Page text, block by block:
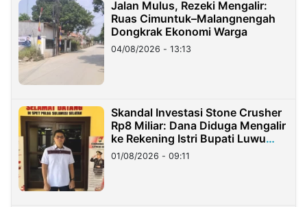
Jalan Mulus, Rezeki Mengalir:
Ruas Cimuntuk–Malangnengah
Dongkrak Ekonomi Warga
04/08/2026 - 13:13
Skandal Investasi Stone Crusher
Rp8 Miliar: Dana Diduga Mengalir
ke Rekening Istri Bupati Luwu
Timur
01/08/2026 - 09:11